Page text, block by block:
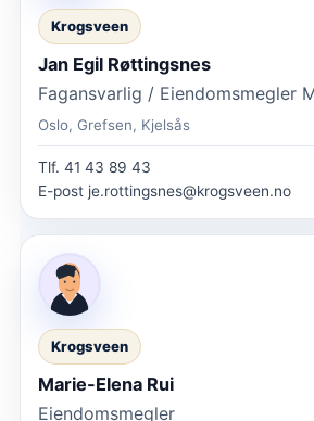
Krogsveen
Jan Egil Røttingsnes
Fagansvarlig / Eiendomsmegler
Oslo, Grefsen, Kjelsås
Tlf. 41 43 89 43
E-post je.rottingsnes@krogsveen.no
Krogsveen
Marie-Elena Rui
Eiendomsmegler